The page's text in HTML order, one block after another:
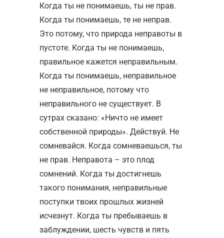
Когда ты не понимаешь, ты не прав.
Когда ты понимаешь, те не неправ.
Это потому, что природа неправоты в
пустоте. Когда ты не понимаешь,
правильное кажется неправильным.
Когда ты понимаешь, неправильное
не неправильное, потому что
неправильного не существует. В
сутрах сказано: «Ничто не имеет
собственной природы». Действуй. Не
сомневайся. Когда сомневаешься, ты
не прав. Неправота – это плод
сомнений. Когда ты достигнешь
такого понимания, неправильные
поступки твоих прошлых жизней
исчезнут. Когда ты пребываешь в
заблуждении, шесть чувств и пять